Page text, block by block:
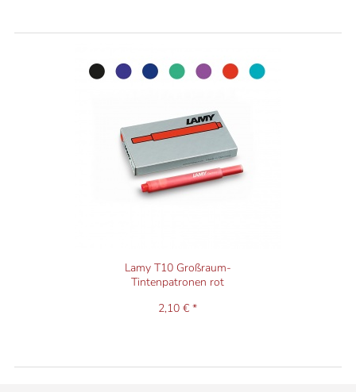
Lamy T10 Großraum-
Tintenpatronen rot
2,10 € *